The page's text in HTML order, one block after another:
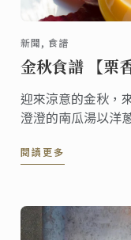
新聞, 食譜
金秋食譜 【栗
迎來涼意的金秋，
澄澄的南瓜湯以洋
妨試試這道食譜，
閱讀更多